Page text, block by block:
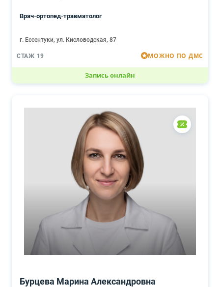
Врач-ортопед-травматолог
г. Ессентуки, ул. Кисловодская, 87
СТАЖ 19 МОЖНО ПО ДМС
Запись онлайн
Бурцева Марина Александровна